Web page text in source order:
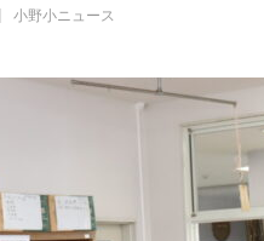
小野小ニュース